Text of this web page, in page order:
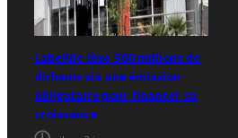
LabelVie lève 500 millions de
dirhams via une émission
obligataire pour financer sa
croissance